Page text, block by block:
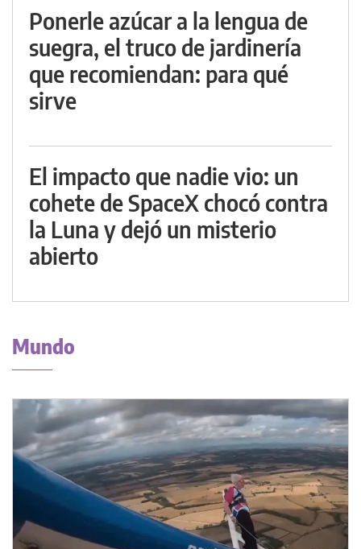
Ponerle azúcar a la lengua de
suegra, el truco de jardinería
que recomiendan: para qué
sirve
El impacto que nadie vio: un
cohete de SpaceX chocó contra
la Luna y dejó un misterio
abierto
Mundo